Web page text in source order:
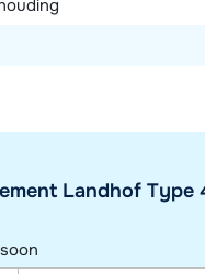
Landhof Type